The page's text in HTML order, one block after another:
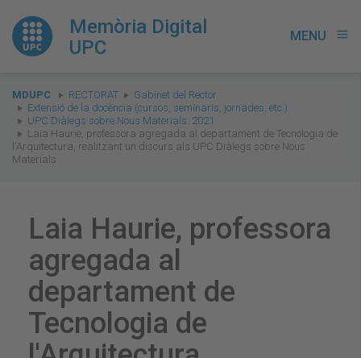
Memòria Digital
UPC
MENU menu
You
are
here:
MDUPC RECTORAT
Gabinet del Rector
Extensió de la docència (cursos, seminaris, jornades, etc.)
UPC Diàlegs sobre Nous Materials. 2021
Laia Haurie, professora agregada al departament de Tecnologia de
l'Arquitectura, realitzant un discurs als UPC Diàlegs sobre Nous
Materials
Laia Haurie, professora
agregada al
departament de
Tecnologia de